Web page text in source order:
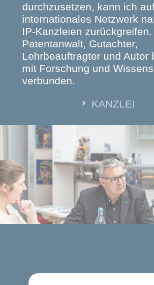
durchzusetzen, kann ich
internationales Netzwerk
IP-Kanzleien zurückgreifen.
Patentanwalt, Gutachter,
Lehrbeauftragter und Autor
mit Forschung und
verbunden.
E KANZLEI